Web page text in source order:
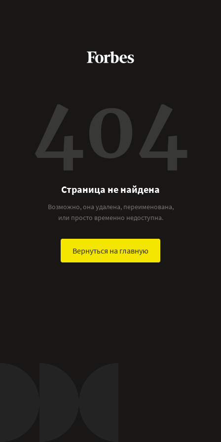
404
Страница не найдена
Возможно, она удалена, переименована,
или просто временно недоступна.
Вернуться на главную